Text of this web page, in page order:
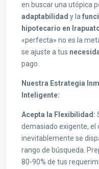
en buscar una utópica
adaptabilidad y la
hipotecario en
«perfecta» no es la
se ajuste a tus
pago.
Nuestra Estrategia
Inteligente:
Acepta la Flexibilidad:
demasiado exigente, el
inevitablemente se
rango de búsqueda.
80-90% de tus